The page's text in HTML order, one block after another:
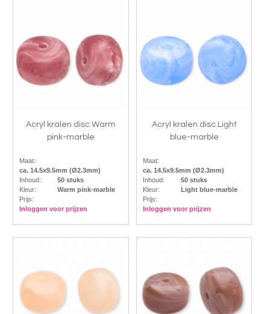
Acryl kralen disc Warm
pink-marble
Maat:
ca. 14.5x9.5mm (Ø2.3mm)
Inhoud:
50 stuks
Kleur:
Warm pink-marble
Prijs:
Inloggen voor prijzen
Acryl kralen disc Light
blue-marble
Maat:
ca. 14.5x9.5mm (Ø2.3mm)
Inhoud:
50 stuks
Kleur:
Light blue-marble
Prijs:
Inloggen voor prijzen